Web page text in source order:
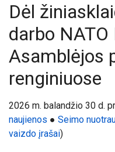
Dėl
darbo
Asamblėjos
renginiuose
2026 m. balandžio 30 d.
naujienos ● Seimo
vaizdo įrašai)